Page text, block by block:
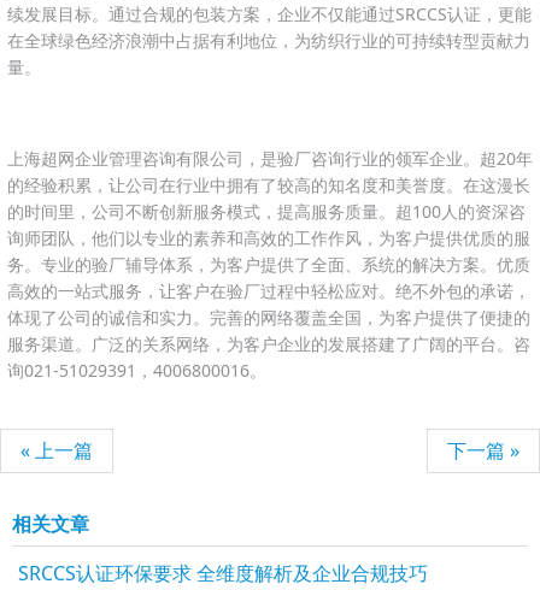
续发展目标。通过合规的包装方案，企业不仅能通过SRCCS认证，更能
在全球绿色经济浪潮中占据有利地位，为纺织行业的可持续转型贡献力
量。
上海超网企业管理咨询有限公司，是验厂咨询行业的领军企业。超20年
的经验积累，让公司在行业中拥有了较高的知名度和美誉度。在这漫长
的时间里，公司不断创新服务模式，提高服务质量。超100人的资深咨
询师团队，他们以专业的素养和高效的工作作风，为客户提供优质的服
务。专业的验厂辅导体系，为客户提供了全面、系统的解决方案。优质
高效的一站式服务，让客户在验厂过程中轻松应对。绝不外包的承诺，
体现了公司的诚信和实力。完善的网络覆盖全国，为客户提供了便捷的
服务渠道。广泛的关系网络，为客户企业的发展搭建了广阔的平台。咨
询021-51029391，4006800016。
« 上一篇 下一篇 »
相关文章
SRCCS认证环保要求 全维度解析及企业合规技巧